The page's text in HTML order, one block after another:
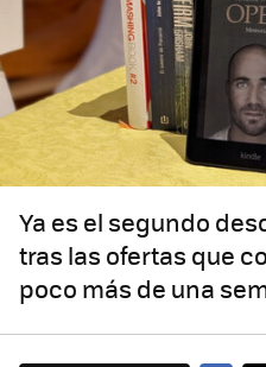
Ya es el segundo
tras las ofertas que
poco más de una